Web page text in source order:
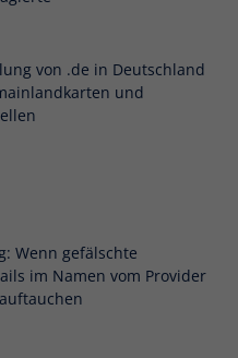
von .de in Deutschland
und
Wenn gefälschte
im Namen vom Provider